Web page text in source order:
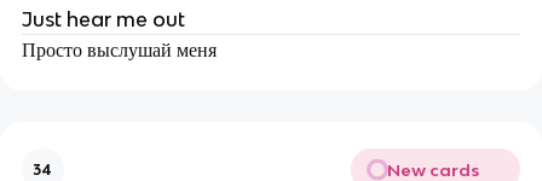
Just hear me out
Просто выслушай меня
34 New cards